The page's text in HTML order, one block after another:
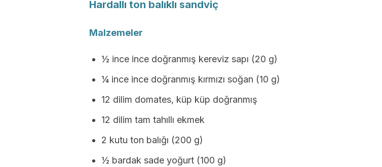
Hardallı ton balıklı sandviç
Malzemeler
½ ince ince doğranmış kereviz sapı (20 g)
¼ ince ince doğranmış kırmızı soğan (10 g)
12 dilim domates, küp küp doğranmış
12 dilim tam tahıllı ekmek
2 kutu ton balığı (200 g)
½ bardak sade yoğurt (100 g)